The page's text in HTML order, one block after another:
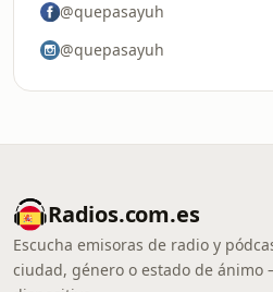
@quepasayuh
@quepasayuh
Radios.com.es
Escucha emisoras de radio y
ciudad, género o estado de